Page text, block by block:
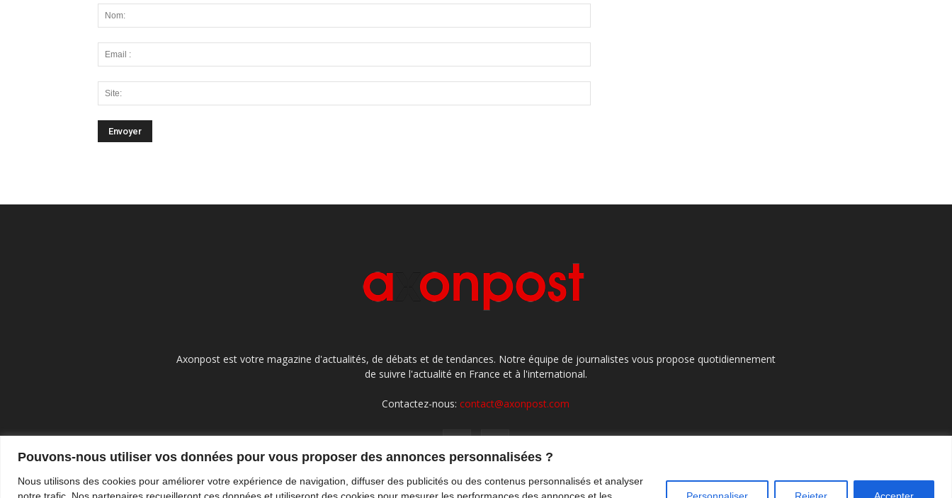
Pouvons-nous utiliser vos données pour vous proposer des annonces personnalisées ?
Nous utilisons des cookies pour améliorer votre expérience de navigation, diffuser des publicités ou des contenus personnalisés et analyser
notre trafic. Nos partenaires recueilleront ces données et utiliseront des cookies pour mesurer les performances des annonces et les
Axonpost est votre magazine d'actualités, de débats et de tendances. Notre équipe de journalistes vous propose quotidiennement
de suivre l'actualité en France et à l'international.
Contactez-nous:contact@axonpost.com